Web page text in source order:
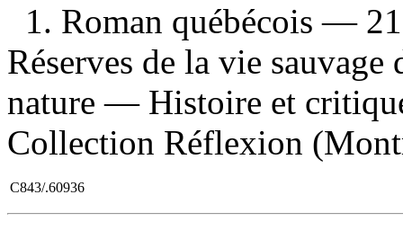
1. Roman québécois —
Réserves de la vie
nature — Histoire et
Collection Réflexion
C843/.60936